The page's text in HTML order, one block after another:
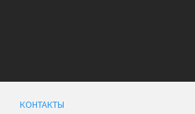
КОНТАКТЫ